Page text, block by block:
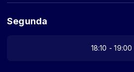
Segunda
18:10 - 19:00